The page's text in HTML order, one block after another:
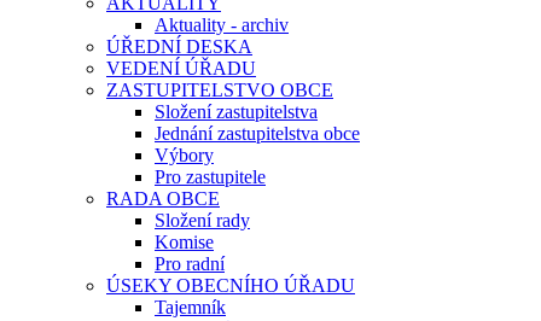
Aktuality - archiv
ÚŘEDNÍ DESKA
VEDENÍ ÚŘADU
ZASTUPITELSTVO OBCE
Složení zastupitelstva
Jednání zastupitelstva obce
Výbory
Pro zastupitele
RADA OBCE
Složení rady
Komise
Pro radní
ÚSEKY OBECNÍHO ÚŘADU
Tajemník